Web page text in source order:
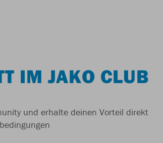
IM JAKO CLUB
und erhalte deinen Vorteil direkt